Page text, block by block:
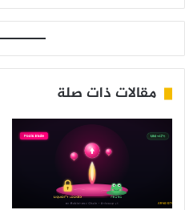
مقالات ذات صلة